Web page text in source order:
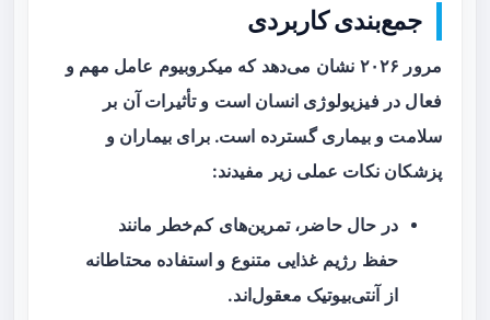
جمع‌بندی کاربردی
مرور ۲۰۲۶ نشان می‌دهد که میکروبیوم عامل مهم و
فعال در فیزیولوژی انسان است و تأثیرات آن بر
سلامت و بیماری گسترده است. برای بیماران و
پزشکان نکات عملی زیر مفیدند:
در حال حاضر، تمرین‌های کم‌خطر مانند
حفظ رژیم غذایی متنوع و استفاده محتاطانه
از آنتی‌بیوتیک معقول‌اند.